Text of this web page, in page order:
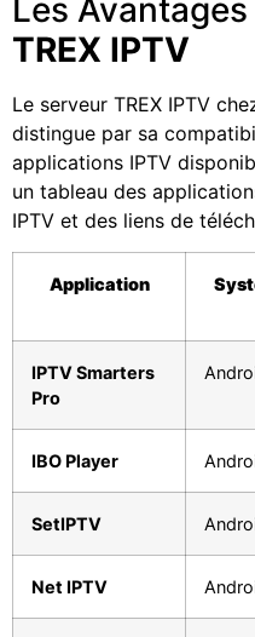
Les
TREX IPTV
Le serveur TREX IPTV
distingue par sa
applications IPTV
un tableau des
IPTV et des liens de
Application
IPTV Smarters
Pro
IBO Player
SetIPTV
Net IPTV